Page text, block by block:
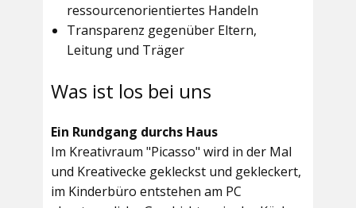
ressourcenorientiertes Handeln
Transparenz gegenüber Eltern,
Leitung und Träger
Was ist los bei uns
Ein Rundgang durchs Haus
Im Kreativraum "Picasso" wird in der Mal
und Kreativecke gekleckst und gekleckert,
im Kinderbüro entstehen am PC